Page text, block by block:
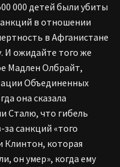
000 детей были убиты
в отношении
в Афганистане
И ожидайте того же
Мадлен Олбрайт,
Объединенных
она сказала
Сталю, что гибель
санкций «того
Клинтон, которая
он умер», когда ему